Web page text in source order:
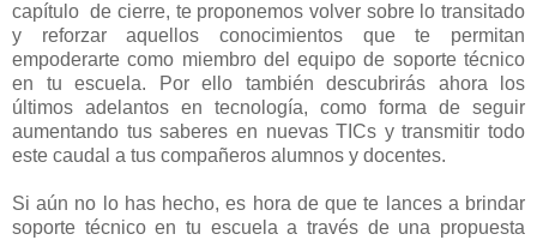
capítulo de cierre, te proponemos volver sobre lo transitado
y reforzar aquellos conocimientos que te permitan
empoderarte como miembro del equipo de soporte técnico
en tu escuela. Por ello también descubrirás ahora los
últimos adelantos en tecnología, como forma de seguir
aumentando tus saberes en nuevas TICs y transmitir todo
este caudal a tus compañeros alumnos y docentes.
Si aún no lo has hecho, es hora de que te lances a brindar
soporte técnico en tu escuela a través de una propuesta